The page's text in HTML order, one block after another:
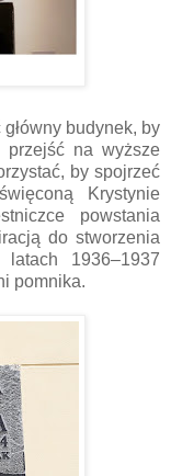
budynek, by
przejść na wyższe
by spojrzeć
Krystynie
powstania
do stworzenia
1936–1937
pomnika.